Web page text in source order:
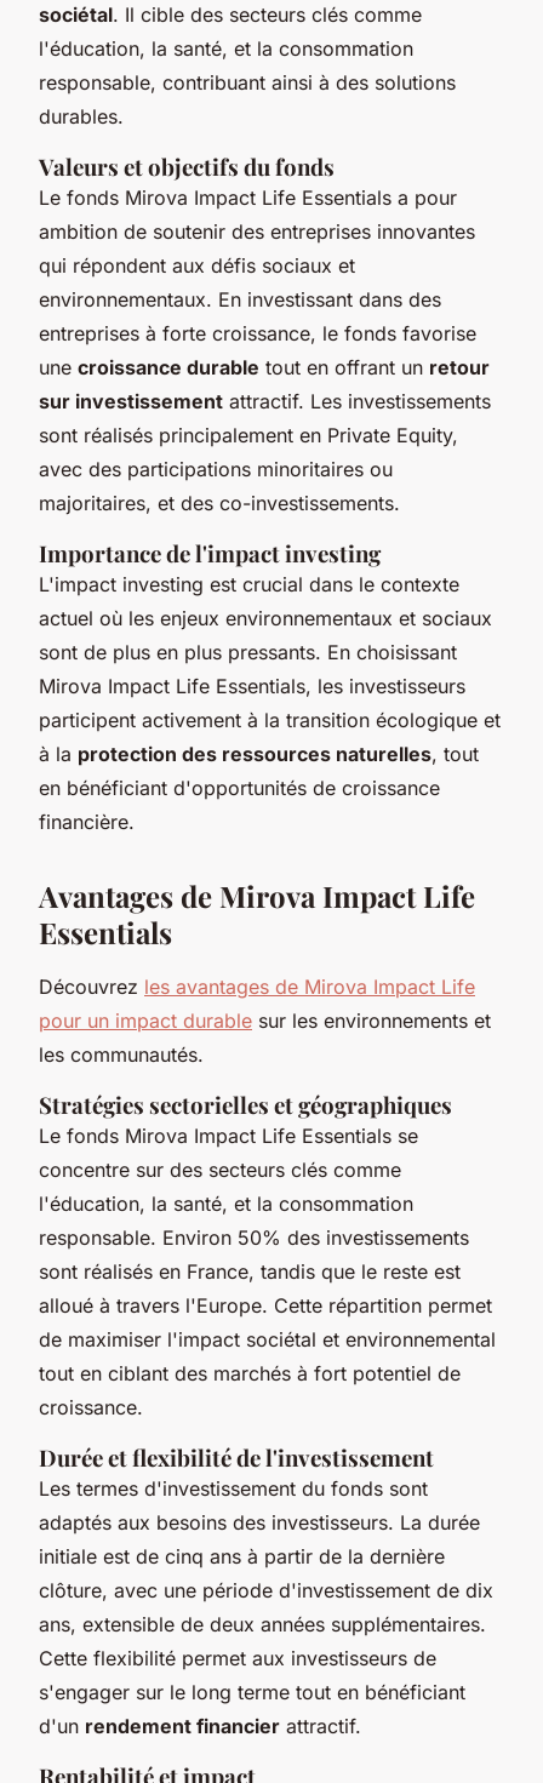
sociétal. Il cible des secteurs clés comme
l'éducation, la santé, et la consommation
responsable, contribuant ainsi à des solutions
durables.
Valeurs et objectifs du fonds
Le fonds Mirova Impact Life Essentials a pour
ambition de soutenir des entreprises innovantes
qui répondent aux défis sociaux et
environnementaux. En investissant dans des
entreprises à forte croissance, le fonds favorise
une croissance durable tout en offrant un retour
sur investissement attractif. Les investissements
sont réalisés principalement en Private Equity,
avec des participations minoritaires ou
majoritaires, et des co-investissements.
Importance de l'impact investing
L'impact investing est crucial dans le contexte
actuel où les enjeux environnementaux et sociaux
sont de plus en plus pressants. En choisissant
Mirova Impact Life Essentials, les investisseurs
participent activement à la transition écologique et
à la protection des ressources naturelles, tout
en bénéficiant d'opportunités de croissance
financière.
Avantages de Mirova Impact Life
Essentials
Découvrez les avantages de Mirova Impact Life
pour un impact durable sur les environnements et
les communautés.
Stratégies sectorielles et géographiques
Le fonds Mirova Impact Life Essentials se
concentre sur des secteurs clés comme
l'éducation, la santé, et la consommation
responsable. Environ 50% des investissements
sont réalisés en France, tandis que le reste est
alloué à travers l'Europe. Cette répartition permet
de maximiser l'impact sociétal et environnemental
tout en ciblant des marchés à fort potentiel de
croissance.
Durée et flexibilité de l'investissement
Les termes d'investissement du fonds sont
adaptés aux besoins des investisseurs. La durée
initiale est de cinq ans à partir de la dernière
clôture, avec une période d'investissement de dix
ans, extensible de deux années supplémentaires.
Cette flexibilité permet aux investisseurs de
s'engager sur le long terme tout en bénéficiant
d'un rendement financier attractif.
Rentabilité et impact